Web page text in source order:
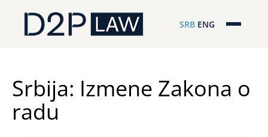
SRB ENG
Regionalna pokrivenost
Srbija: Izmene Zakona o
radu